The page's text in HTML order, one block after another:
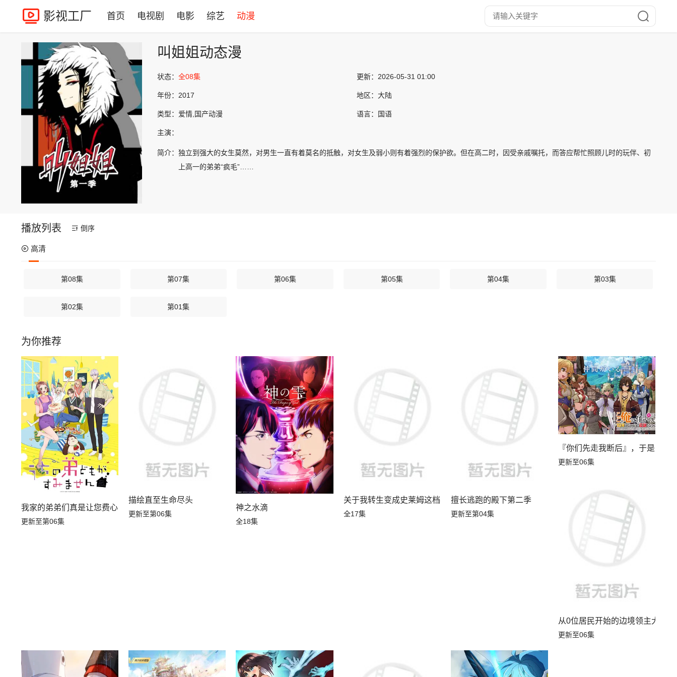
影视工厂 首页 电视剧 电影 综艺 动漫
叫姐姐动态漫
状态： 全08集 更新： 2026-05-31 01:00
年份： 2017 地区： 大陆
类型： 爱情,国产动漫 语言： 国语
主演：
简介： 独立到强大的女生莫然，对男生一直有着莫名的抵触，对女生及弱小则有着强烈的保护欲。但在高二时，因受亲戚嘱托，而答应帮忙照顾儿时的玩伴、初
上高一的弟弟“疯毛”……
播放列表 倒序
高清
第08集 第07集 第06集 第05集 第04集 第03集
第02集 第01集
为你推荐
我家的弟弟们真是让您费心了
更新至第06集
描绘直至生命尽头
更新至第06集
神之水滴
全18集
关于我转生变成史莱姆这档事第四季
全17集
擅长逃跑的殿下第二季
更新至第04集
『你们先走我断后』，于是10年
更新至06集
从0位居民开始的边境领主大人
更新至06集